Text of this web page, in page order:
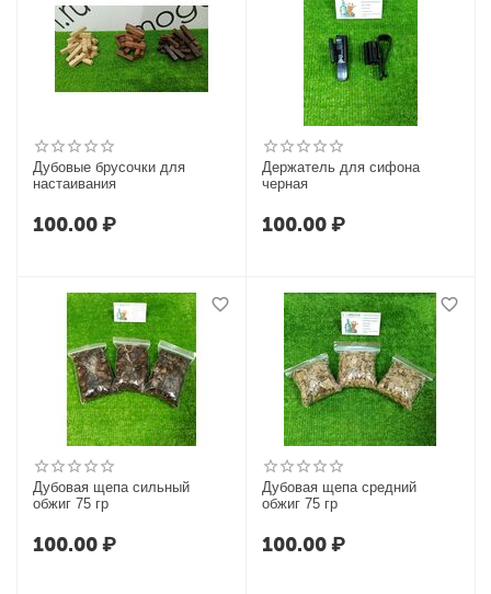
Дубовые брусочки для
настаивания
100.00₽
Держатель для сифона
черная
100.00₽
Дубовая щепа сильный
обжиг 75 гр
100.00₽
Дубовая щепа средний
обжиг 75 гр
100.00₽